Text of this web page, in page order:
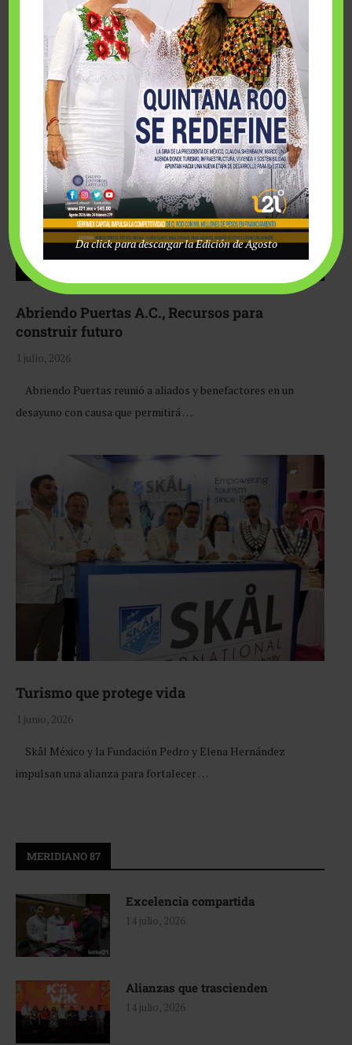
Fairmont Mayakoba y Make-A-Wish México unieron
esfuerzos para hacer realidad el deseo de una …
Abriendo Puertas A.C., Recursos para
construir futuro
1 julio, 2026
Abriendo Puertas reunió a aliados y benefactores en un
desayuno con causa que permitirá …
Turismo que protege vida
1 junio, 2026
Skål México y la Fundación Pedro y Elena Hernández
impulsan una alianza para fortalecer …
MERIDIANO 87
Excelencia compartida
14 julio, 2026
Alianzas que trascienden
14 julio, 2026
Da click para descargar la Edición de Agosto